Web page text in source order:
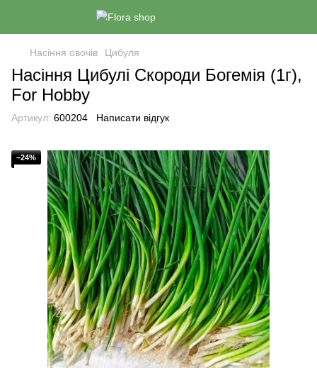
Насіння овочів Цибуля
Насіння Цибулі Скороди Богемiя (1г),
For Hobby
Артикул: 600204 Написати відгук
−24%